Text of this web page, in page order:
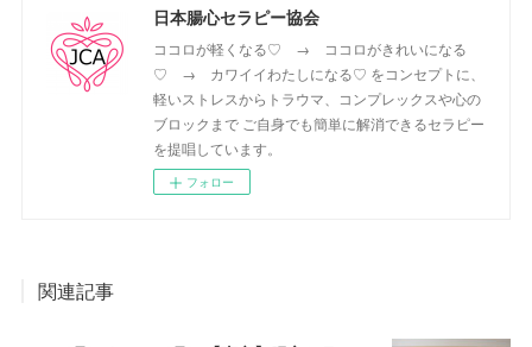
日本腸心セラピー協会
ココロが軽くなる♡ → ココロがきれいになる
♡ → カワイイわたしになる♡ をコンセプトに、
軽いストレスからトラウマ、コンプレックスや心の
ブロックまで ご自身でも簡単に解消できるセラピー
を提唱しています。
フォロー
関連記事